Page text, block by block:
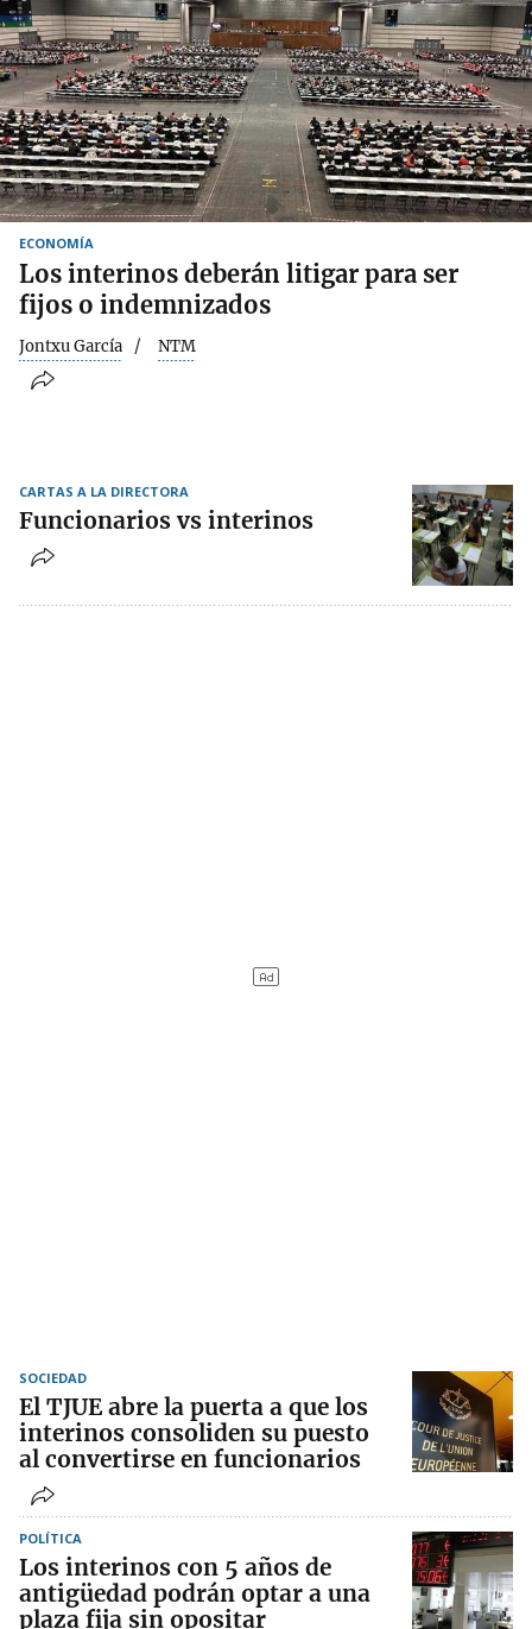
ECONOMÍA
Los interinos deberán litigar para ser
fijos o indemnizados
Jontxu García NTM
CARTAS A LA DIRECTORA
Funcionarios vs interinos
SOCIEDAD
El TJUE abre la puerta a que los
interinos consoliden su puesto
al convertirse en funcionarios
POLÍTICA
Los interinos con 5 años de
antigüedad podrán optar a una
plaza fija sin opositar